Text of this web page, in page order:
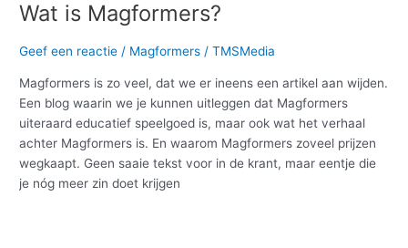
Wat is Magformers?
Geef een reactie / Magformers /TMSMedia
Magformers is zo veel, dat we er ineens een artikel aan wijden.
Een blog waarin we je kunnen uitleggen dat Magformers
uiteraard educatief speelgoed is, maar ook wat het verhaal
achter Magformers is. En waarom Magformers zoveel prijzen
wegkaapt. Geen saaie tekst voor in de krant, maar eentje die
je nóg meer zin doet krijgen